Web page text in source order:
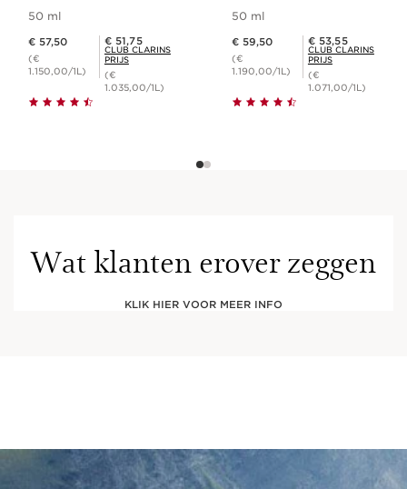
50 ml
€ 57,50
(€
1.150,00/1L)
Club Clarins Prijs € 51,75
€ 51,75
CLUB CLARINS
PRIJS
(€
1.035,00/1L)
50 ml
€ 59,50
(€
1.190,00/1L)
Club Clarins Prijs € 53,55
€ 53,55
CLUB CLARINS
PRIJS
(€
1.071,00/1L)
Wat klanten erover zeggen
KLIK HIER VOOR MEER INFO